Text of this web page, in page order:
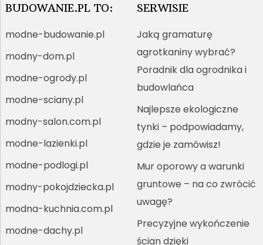
BUDOWANIE.PL TO:
modne-budowanie.pl
modny-dom.pl
modne-ogrody.pl
modne-sciany.pl
modny-salon.com.pl
modne-lazienki.pl
modne-podlogi.pl
modny-pokojdziecka.pl
modna-kuchnia.com.pl
modne-dachy.pl
SERWISIE
Jaką gramaturę
agrotkaniny wybrać?
Poradnik dla ogrodnika i
budowlańca
Najlepsze ekologiczne
tynki – podpowiadamy,
gdzie je zamówisz!
Mur oporowy a warunki
gruntowe – na co zwrócić
uwagę?
Precyzyjne wykończenie
ścian dzięki